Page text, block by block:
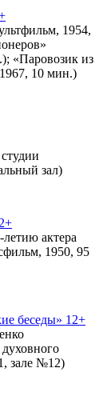
1954,
«Паровозик из
10 мин.)
зал)
актера
1950, 95
беседы» 12+
зале №12)